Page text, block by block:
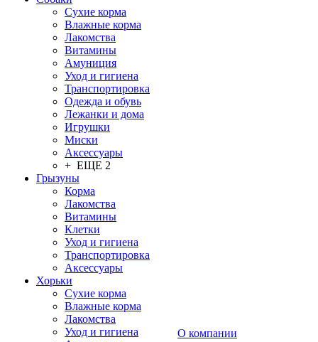
Сухие корма
Влажные корма
Лакомства
Витамины
Амуниция
Уход и гигиена
Транспортировка
Одежда и обувь
Лежанки и дома
Игрушки
Миски
Аксессуары
+ ЕЩЕ 2
Грызуны
Корма
Лакомства
Витамины
Клетки
Уход и гигиена
Транспортировка
Аксессуары
Хорьки
Сухие корма
Влажные корма
Лакомства
Уход и гигиена
О компании